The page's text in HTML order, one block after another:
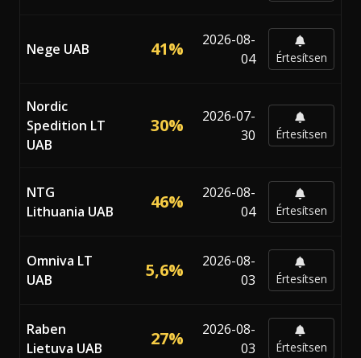
Nege UAB 41%
2026-08-
04
Értesítsen
Nordic
Spedition LT
UAB
30%
2026-07-
30
Értesítsen
NTG
Lithuania UAB
46%
2026-08-
04
Értesítsen
Omniva LT
UAB
5,6%
2026-08-
03
Értesítsen
Raben
Lietuva UAB
27%
2026-08-
03
Értesítsen